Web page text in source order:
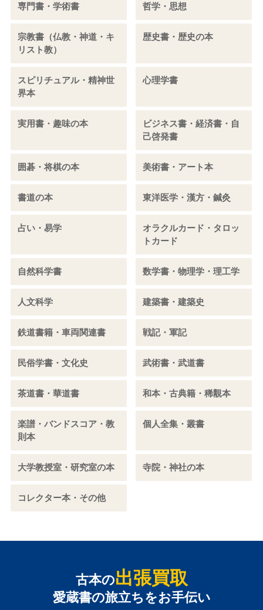
専門書・学術書 哲学・思想
宗教書（仏教・神道・キ
リスト教）
歴史書・歴史の本
スピリチュアル・精神世
界本
心理学書
実用書・趣味の本
ビジネス書・経済書・自
己啓発書
囲碁・将棋の本 美術書・アート本
書道の本 東洋医学・漢方・鍼灸
占い・易学
オラクルカード・タロッ
トカード
自然科学書 数学書・物理学・理工学
人文科学 建築書・建築史
鉄道書籍・車両関連書 戦記・軍記
民俗学書・文化史 武術書・武道書
茶道書・華道書 和本・古典籍・稀覯本
楽譜・バンドスコア・教
則本
個人全集・叢書
大学教授室・研究室の本 寺院・神社の本
コレクター本・その他
古本の出張買取
愛蔵書の旅立ちをお手伝い